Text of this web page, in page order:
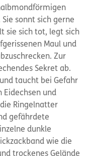
sonnt sich gerne
sie sich tot, legt sich
Maul und
Zur
Sekret ab.
taucht bei Gefahr
Eidechsen und
Ringelnatter
gefährdete
dunkle
wie die
trockenes Gelände